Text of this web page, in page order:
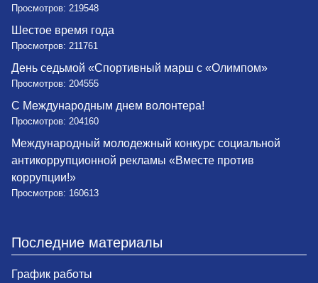
Просмотров: 219548
Шестое время года
Просмотров: 211761
День седьмой «Спортивный марш с «Олимпом»
Просмотров: 204555
С Международным днем волонтера!
Просмотров: 204160
Международный молодежный конкурс социальной
антикоррупционной рекламы «Вместе против
коррупции!»
Просмотров: 160613
Последние материалы
График работы